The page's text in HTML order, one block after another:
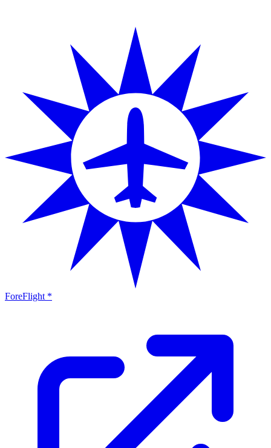
ForeFlight *